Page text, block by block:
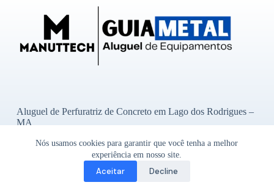
Nós usamos cookies para garantir que você tenha a melhor
experiência em nosso site.
Aceitar Decline
Aluguel de Perfuratriz de Concreto em Lago dos Rodrigues –
MA
Aluguel de Perfuratriz de Concreto em Bady Bassitt – SP
Aluguel de Perfuratriz de Concreto em Alto Garças – MT
Aluguel de Perfuratriz de Concreto em Godoy Moreira – PR
Copyright © 2026 - Guia Metal-
Um site do Grupo